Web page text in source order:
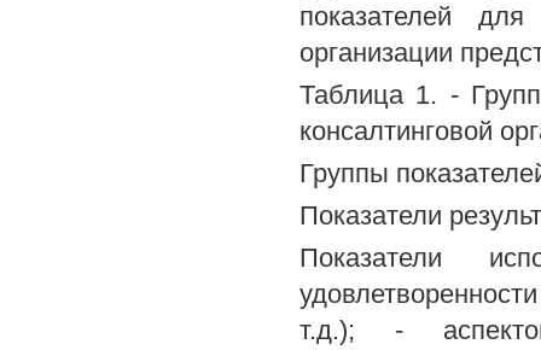
показателей для
организации
Таблица 1. -
консалтинговой
Группы
Показатели
Показатели
т.д.); -